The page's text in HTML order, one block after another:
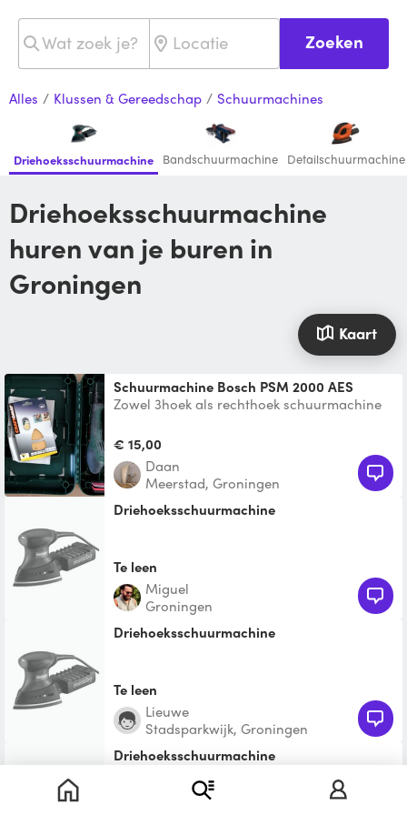
Zoeken
Alles / Klussen & Gereedschap / Schuurmachines
Driehoeksschuurmachine Bandschuurmachine Detailschuurmachine
Driehoeksschuurmachine
huren van je buren in
Groningen
Kaart
Schuurmachine Bosch PSM 2000 AES
Zowel 3hoek als rechthoek schuurmachine
€ 15,00
Daan
Meerstad, Groningen
Driehoeksschuurmachine
Te leen
Miguel
Groningen
Driehoeksschuurmachine
Te leen
Lieuwe
Stadsparkwijk, Groningen
Driehoeksschuurmachine